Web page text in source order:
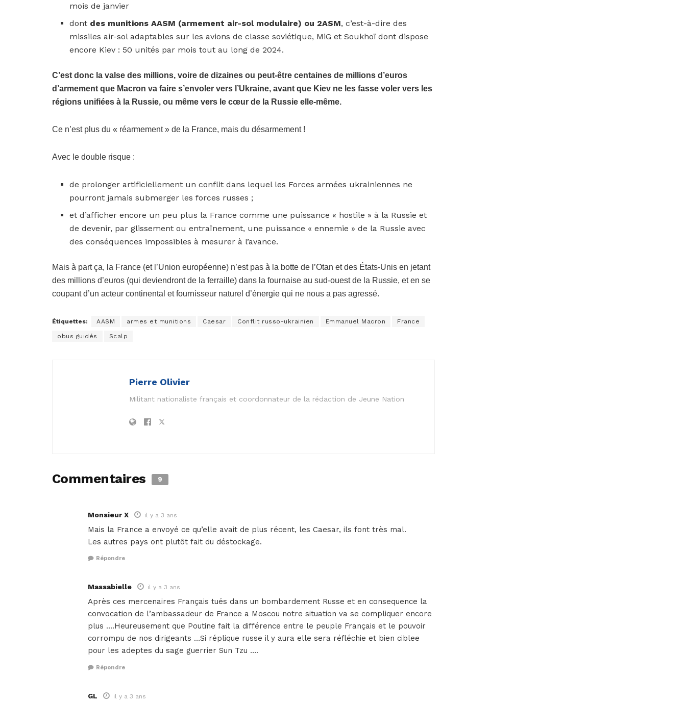
mois de janvier
dont des munitions AASM (armement air-sol modulaire) ou 2ASM, c’est-à-dire des
missiles air-sol adaptables sur les avions de classe soviétique, MiG et Soukhoï dont dispose
encore Kiev : 50 unités par mois tout au long de 2024.
C’est donc la valse des millions, voire de dizaines ou peut-être centaines de millions d’euros
d’armement que Macron va faire s’envoler vers l’Ukraine, avant que Kiev ne les fasse voler vers les
régions unifiées à la Russie, ou même vers le cœur de la Russie elle-même.
Ce n’est plus du « réarmement » de la France, mais du désarmement !
Avec le double risque :
de prolonger artificiellement un conflit dans lequel les Forces armées ukrainiennes ne
pourront jamais submerger les forces russes ;
et d’afficher encore un peu plus la France comme une puissance « hostile » à la Russie et
de devenir, par glissement ou entraînement, une puissance « ennemie » de la Russie avec
des conséquences impossibles à mesurer à l’avance.
Mais à part ça, la France (et l’Union européenne) n’est pas à la botte de l’Otan et des États-Unis en jetant
des millions d’euros (qui deviendront de la ferraille) dans la fournaise au sud-ouest de la Russie, et en se
coupant d’un acteur continental et fournisseur naturel d’énergie qui ne nous a pas agressé.
Étiquettes: AASM armes et munitions Caesar Conflit russo-ukrainien Emmanuel Macron France
obus guidés Scalp
Pierre Olivier
Militant nationaliste français et coordonnateur de la rédaction de Jeune Nation
Commentaires 9
Monsieur X il y a 3 ans
Mais la France a envoyé ce qu’elle avait de plus récent, les Caesar, ils font très mal.
Les autres pays ont plutôt fait du déstockage.
Répondre
Massabielle il y a 3 ans
Après ces mercenaires Français tués dans un bombardement Russe et en consequence la
convocation de l’ambassadeur de France a Moscou notre situation va se compliquer encore
plus ….Heureusement que Poutine fait la différence entre le peuple Français et le pouvoir
corrompu de nos dirigeants …Si réplique russe il y aura elle sera réfléchie et bien ciblee
pour les adeptes du sage guerrier Sun Tzu ….
Répondre
GL il y a 3 ans